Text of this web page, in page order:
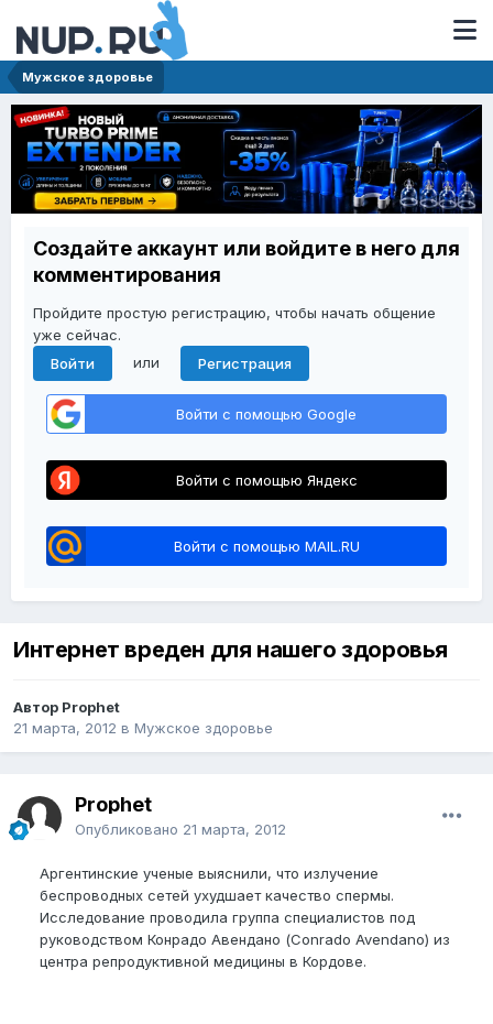
Мужское здоровье
Создайте аккаунт или войдите в него для
комментирования
Пройдите простую регистрацию, чтобы начать общение
уже сейчас.
Войти
или Регистрация
Войти с помощью Google
Войти с помощью Яндекс
Войти с помощью MAIL.RU
Интернет вреден для нашего здоровья
Автор Prophet
21 марта, 2012 в Мужское здоровье
Prophet
Опубликовано 21 марта, 2012
Аргентинские ученые выяснили, что излучение
беспроводных сетей ухудшает качество спермы.
Исследование проводила группа специалистов под
руководством Конрадо Авендано (Conrado Avendano) из
центра репродуктивной медицины в Кордове.